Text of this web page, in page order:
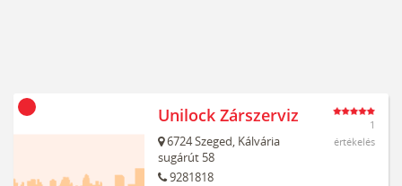
Unilock Zárszerviz
6724Szeged, Kálvária
sugárút 58
9281818
1
értékelés